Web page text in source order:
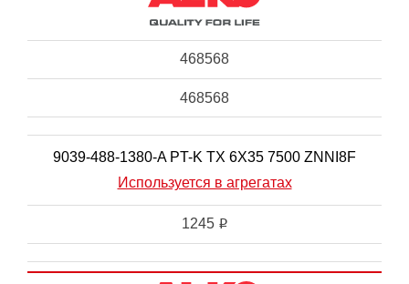
468568
468568
9039-488-1380-A PT-K TX 6X35 7500 ZNNI8F
Используется в агрегатах
1245 i